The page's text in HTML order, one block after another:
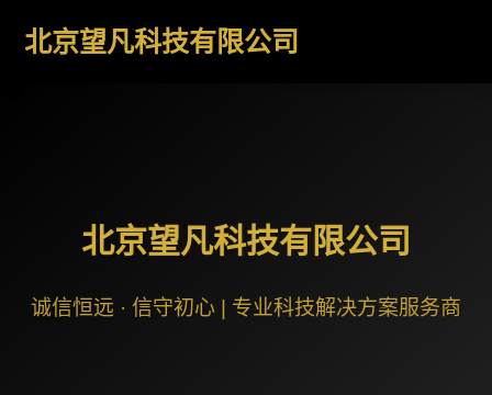
北京望凡科技有限公司
北京望凡科技有限公司
诚信恒远 · 信守初心 | 专业科技解决方案服务商